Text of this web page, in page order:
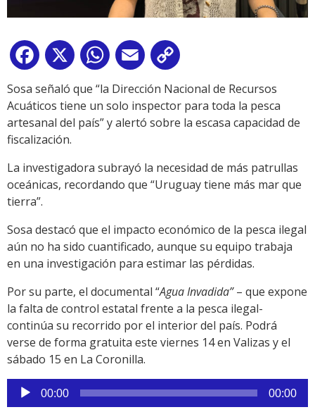
Facebook
X WhatsApp
Email
Link
Sosa señaló que “la Dirección Nacional de Recursos
Acuáticos tiene un solo inspector para toda la pesca
artesanal del país” y alertó sobre la escasa capacidad de
fiscalización.
La investigadora subrayó la necesidad de más patrullas
oceánicas, recordando que “Uruguay tiene más mar que
tierra”.
Sosa destacó que el impacto económico de la pesca ilegal
aún no ha sido cuantificado, aunque su equipo trabaja
en una investigación para estimar las pérdidas.
Por su parte, el documental “Agua Invadida”– que expone
la falta de control estatal frente a la pesca ilegal-
continúa su recorrido por el interior del país. Podrá
verse de forma gratuita este viernes 14 en Valizas y el
sábado 15 en La Coronilla.
Reproductor
de
00:00 00:00